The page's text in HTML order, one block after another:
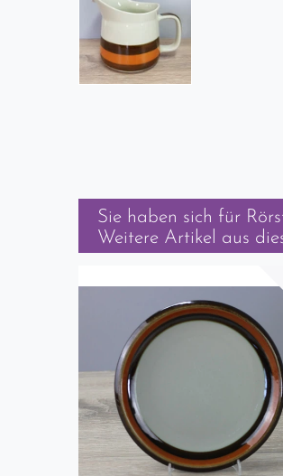
Sie haben sich für
Weitere Artikel aus